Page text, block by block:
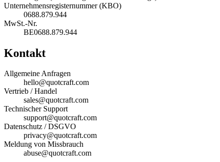
Unternehmensregisternummer (KBO)
0688.879.944
MwSt.-Nr.
BE0688.879.944
Kontakt
Allgemeine Anfragen
hello@quotcraft.com
Vertrieb / Handel
sales@quotcraft.com
Technischer Support
support@quotcraft.com
Datenschutz / DSGVO
privacy@quotcraft.com
Meldung von Missbrauch
abuse@quotcraft.com